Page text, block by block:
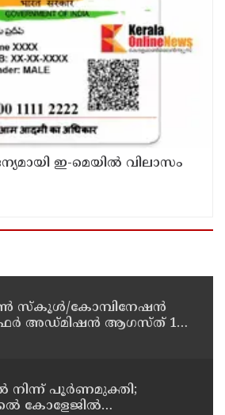
ഇ-മെയിൽ വിലാസം
സ്‌കൂൾ/കോമ്പിനേഷൻ
അഡ്മിഷൻ ആഗസ്ത് 10,
നിന്ന് പൂർണമുക്തി;
കോളേജിൽ